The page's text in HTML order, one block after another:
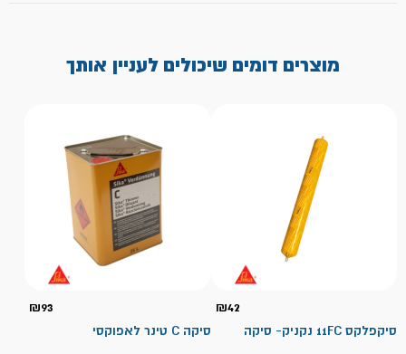
מוצרים דומים שיכולים לעניין אותך
₪42
סיקפלקס 11FC נקניק- סיקה
₪93
סיקה C טינר לאפוקסי